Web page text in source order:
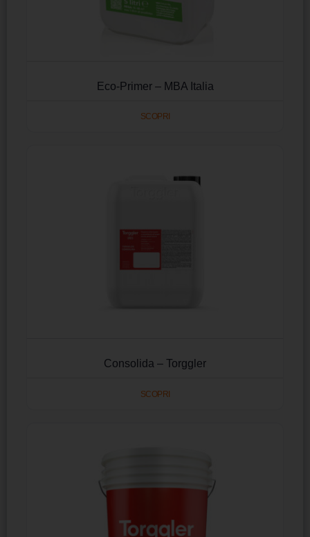
Eco-Primer – MBA Italia
SCOPRI
Consolida – Torggler
SCOPRI